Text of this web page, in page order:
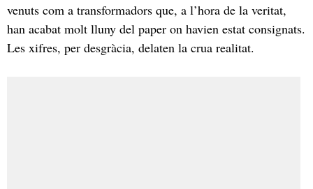
venuts com a transformadors que, a l’hora de la veritat,
han acabat molt lluny del paper on havien estat consignats.
Les xifres, per desgràcia, delaten la crua realitat.